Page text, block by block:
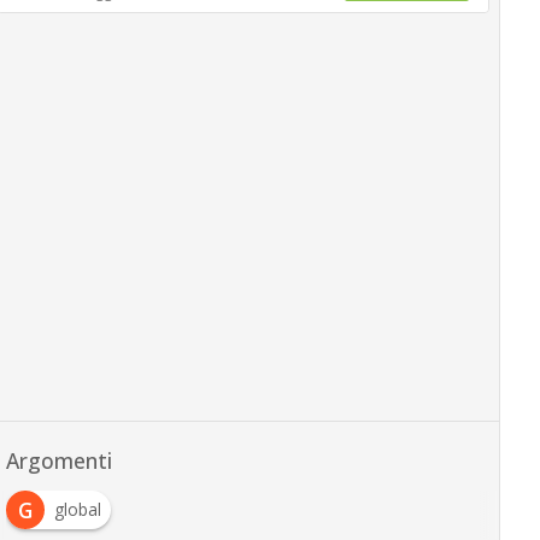
Argomenti
G
global